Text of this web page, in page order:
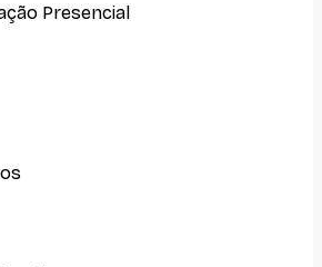
Presencial